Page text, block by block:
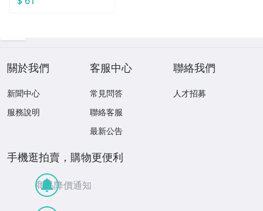
關於我們
新聞中心
服務說明
客服中心
常見問答
聯絡客服
最新公告
聯絡我們
人才招募
手機逛拍賣，購物更便利
商品降價通知